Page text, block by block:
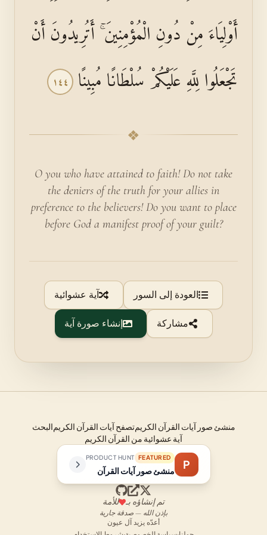
أَوْلِيَاءَ مِنْ دُونِ الْمُؤْمِنِينَ ۚ أَتُرِيدُونَ أَنْ
تَجْعَلُوا لِلَّهِ عَلَيْكُمْ سُلْطَانًا مُبِينًا ١٤٤
❖
O you who have attained to faith! Do not take
the deniers of the truth for your allies in
preference to the believers! Do you want to place
before God a manifest proof of your guilt?
العودة إلى السور آية عشوائية
مشاركة إنشاء صورة آية
منشئ صور آيات القرآن الكريمتصفح آيات القرآن الكريمالبحث
آية عشوائية من القرآن الكريم
P
FEATURED
PRODUCT HUNT
منشئ صور آيات القرآن
تم إنشاؤه بـ للأمة
بإذن الله — صدقة جارية
أعدّه يزيد آل عيون